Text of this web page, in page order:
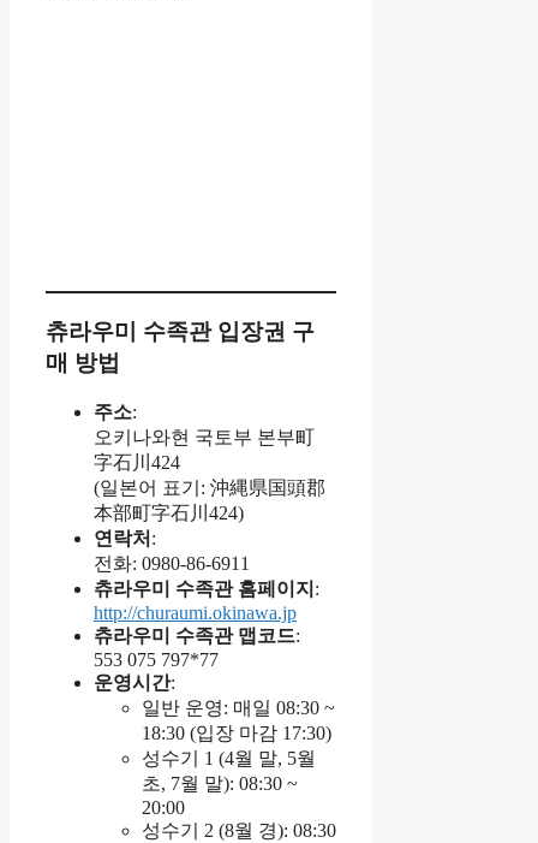
츄라우미 수족관 입장권 구
매 방법
주소:
오키나와현 국토부 본부町
字石川424
(일본어 표기: 沖縄県国頭郡
本部町字石川424)
연락처 :
전화: 0980-86-6911
츄라우미 수족관 홈페이지 :
http://churaumi.okinawa.jp
츄라우미 수족관 맵코드:
553 075 797*77
운영시간:
일반 운영: 매일 08:30 ~
18:30 (입장 마감 17:30)
성수기 1 (4월 말, 5월
초, 7월 말): 08:30 ~
20:00
성수기 2 (8월 경): 08:30